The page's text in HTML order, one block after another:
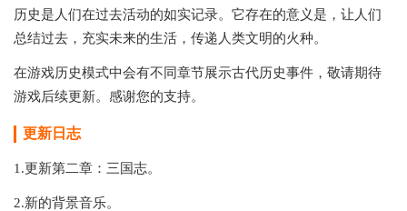
历史是人们在过去活动的如实记录。它存在的意义是，让人们
总结过去，充实未来的生活，传递人类文明的火种。
在游戏历史模式中会有不同章节展示古代历史事件，敬请期待
游戏后续更新。感谢您的支持。
更新日志
1.更新第二章：三国志。
2.新的背景音乐。